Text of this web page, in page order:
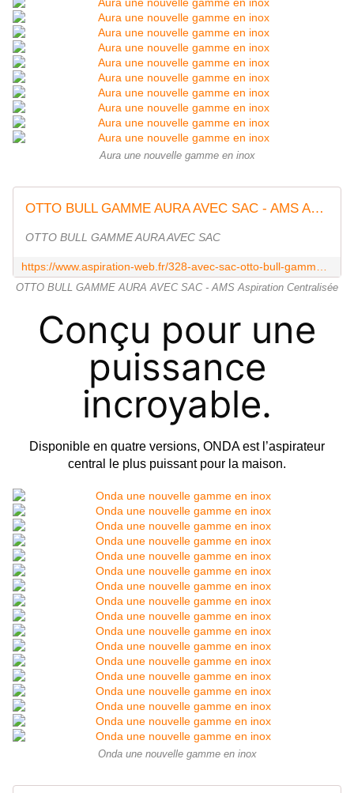
Aura une nouvelle gamme en inox
OTTO BULL GAMME AURA AVEC SAC - AMS Aspiration Centralisée
OTTO BULL GAMME AURA AVEC SAC
OTTO BULL GAMME AURA AVEC SAC - AMS Aspiration Centralisée
Conçu pour une
puissance
incroyable.
Disponible en quatre versions, ONDA est l’aspirateur
central le plus puissant pour la maison.
Onda une nouvelle gamme en inox